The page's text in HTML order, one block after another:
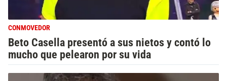
CONMOVEDOR
Beto Casella presentó a sus nietos y contó lo
mucho que pelearon por su vida